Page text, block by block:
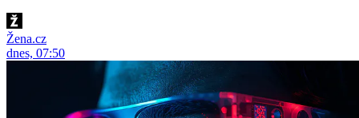
Žena.cz
dnes, 07:50